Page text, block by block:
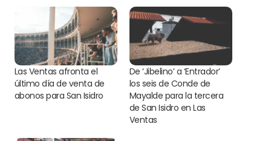
Las Ventas afronta el
último día de venta de
abonos para San Isidro
De ‘Jibelino’ a ‘Entrador’
los seis de Conde de
Mayalde para la tercera
de San Isidro en Las
Ventas